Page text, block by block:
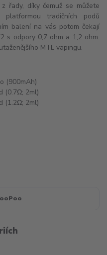
řady, díky čemuž se můžete
tradičních podů
balení na vás potom čekají
s odpory 0,7 ohm a 1,2 ohm.
MTL vapingu.
(900mAh)
(0.7Ω; 2ml)
(1.2Ω; 2ml)